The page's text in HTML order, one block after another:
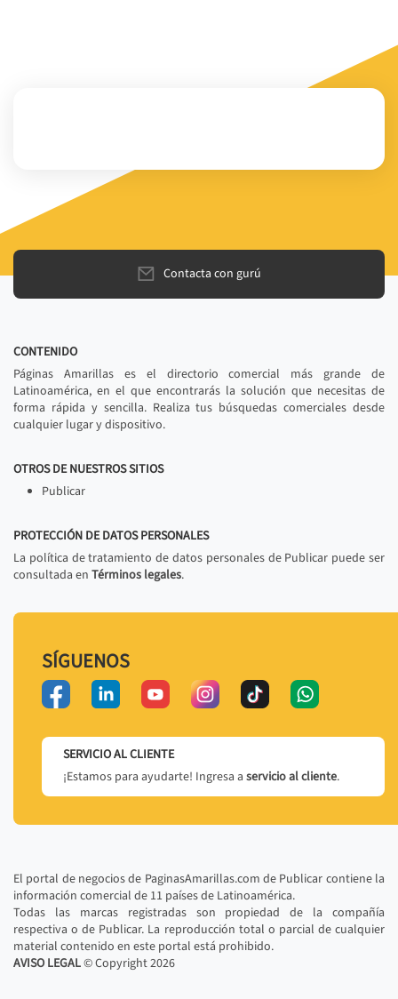
Contacta con gurú
CONTENIDO
Páginas Amarillas es el directorio comercial más grande de
Latinoamérica, en el que encontrarás la solución que necesitas de
forma rápida y sencilla. Realiza tus búsquedas comerciales desde
cualquier lugar y dispositivo.
OTROS DE NUESTROS SITIOS
Publicar
PROTECCIÓN DE DATOS PERSONALES
La política de tratamiento de datos personales de Publicar puede ser
consultada en Términos legales.
SÍGUENOS
SERVICIO AL CLIENTE
¡Estamos para ayudarte! Ingresa a servicio al cliente.
El portal de negocios de PaginasAmarillas.com de Publicar contiene la
información comercial de 11 países de Latinoamérica.
Todas las marcas registradas son propiedad de la compañía
respectiva o de Publicar. La reproducción total o parcial de cualquier
material contenido en este portal está prohibido.
AVISO LEGAL© Copyright2026